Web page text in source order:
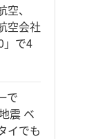
、
空会社
」で4
で
震 ベ
イでも